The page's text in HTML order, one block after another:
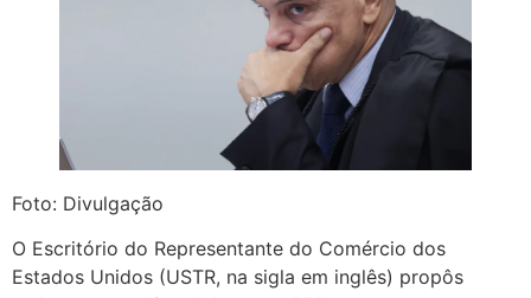
Foto: Divulgação
O Escritório do Representante do Comércio dos
Estados Unidos (USTR, na sigla em inglês) propôs